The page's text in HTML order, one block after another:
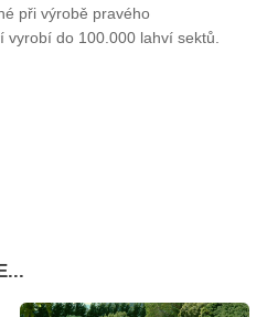
při výrobě pravého
vyrobí do 100.000 lahví sektů.